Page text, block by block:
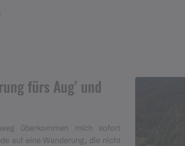
fürs Aug’ und
überkommen mich sofort
auf eine Wanderung, die nicht